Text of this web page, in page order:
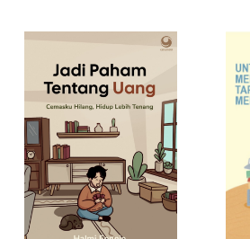
Imajinasi
Tidak Takut Bernegosiasi Demi Solusi
Fokus.